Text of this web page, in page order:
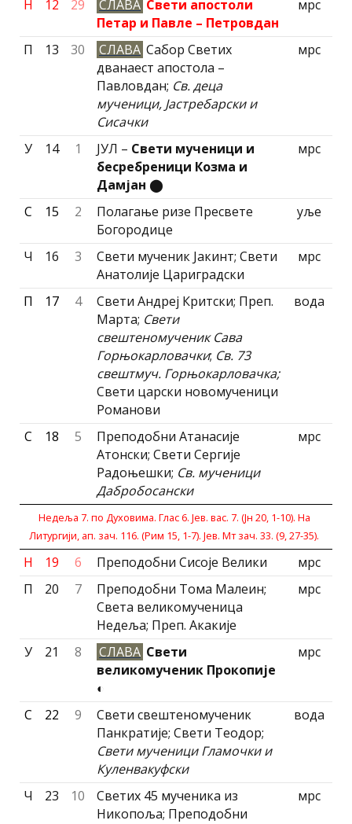
Н 12 29 СЛАВА Свети апостоли
Петар и Павле – Петровдан
мрс
П 13 30 СЛАВА Сабор Светих
дванаест апостола –
Павловдан; Св. деца
мученици, Jастребарски и
Сисачки
мрс
У 14 1 ЈУЛ – Свети мученици и
бесребреници Козма и
Дамјан ⬤
мрс
С 15 2
Полагање ризе Пресвете
Богородице
уље
Ч 16 3
Свети мученик Јакинт; Свети
Анатолије Цариградски
мрс
П 17 4
Свети Андреј Критски; Преп.
Марта; Свети
свештеномученик Сава
Горњокарловачки; Св. 73
свештмуч. Горњокарловачка;
Свети царски новомученици
Романови
вода
С 18 5
Преподобни Атанасије
Атонски; Свети Сергије
Радоњешки; Св. мученици
Дабробосански
мрс
Недеља 7. по Духовима. Глас 6. Јев. вас. 7. (Јн 20, 1-10). На
Литургиjи, ап. зач. 116. (Рим 15, 1-7). Јев. Мт зач. 33. (9, 27-35).
Н 19 6 Преподобни Сисоје Велики
мрс
П
20 7
Преподобни Тома Малеин;
Света великомученица
Недеља; Преп. Акакиjе
мрс
У 21 8 СЛАВА Свети
великомученик Прокопије
◐
мрс
С 22 9
Свети свештеномученик
Панкратије; Свети Теодор;
Свети мученици Гламочки и
Куленвакуфски
вода
Ч 23 10
Светих 45 мученика из
Никопоља; Преподобни
мрс